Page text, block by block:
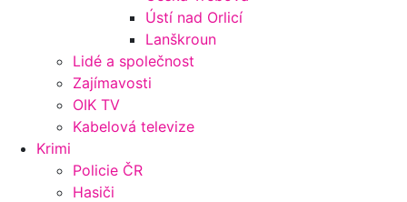
Ústí nad Orlicí
Lanškroun
Lidé a společnost
Zajímavosti
OIK TV
Kabelová televize
Krimi
Policie ČR
Hasiči